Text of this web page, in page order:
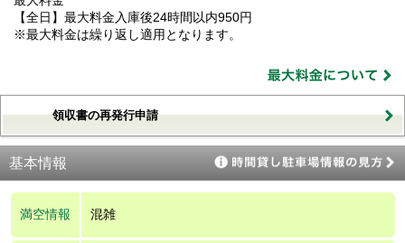
【全日】最大料金入庫後24時間以内950円
※最大料金は繰り返し適用となります。
領収書の再発行申請
基本情報
満空情報 混雑